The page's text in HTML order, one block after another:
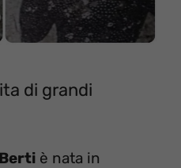
di grandi
è nata in